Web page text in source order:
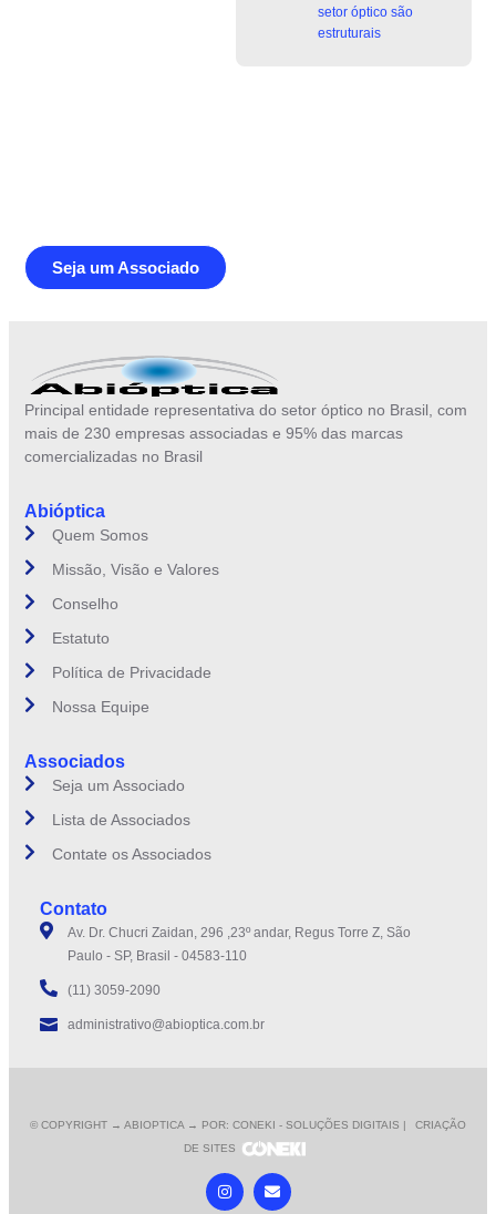
setor óptico são
estruturais
Seja um Associado
Principal entidade representativa do setor óptico no Brasil, com
mais de 230 empresas associadas e 95% das marcas
comercializadas no Brasil
Abióptica
Quem Somos
Missão, Visão e Valores
Conselho
Estatuto
Política de Privacidade
Nossa Equipe
Associados
Seja um Associado
Lista de Associados
Contate os Associados
Contato
Av. Dr. Chucri Zaidan, 296 ,23º andar, Regus Torre Z, São
Paulo - SP, Brasil - 04583-110
(11) 3059-2090
administrativo@abioptica.com.br
© COPYRIGHT → ABIOPTICA → POR: CONEKI - SOLUÇÕES DIGITAIS |
CRIAÇÃO
DE SITES